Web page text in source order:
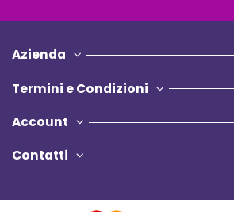
Azienda
Termini e Condizioni
Account
Contatti